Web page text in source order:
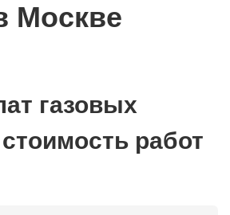
Москве
газовых
работ